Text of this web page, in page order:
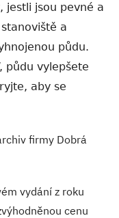
jestli jsou pevné a
a
půdu.
půdu vylepšete
aby se
firmy Dobrá
vydání z roku
cenu